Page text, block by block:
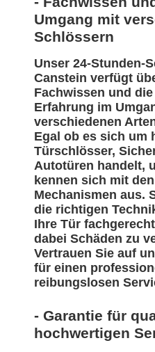
Umgang mit
Schlössern
Unser 24-Stunden-
Canstein verfügt
Fachwissen und
Erfahrung im
verschiedenen
Egal ob es sich um
Türschlösser,
Autotüren handelt,
kennen sich mit
Mechanismen aus.
die richtigen
Ihre Tür
dabei Schäden zu
Vertrauen Sie auf
für einen
reibungslosen
- Garantie für
hochwertigen